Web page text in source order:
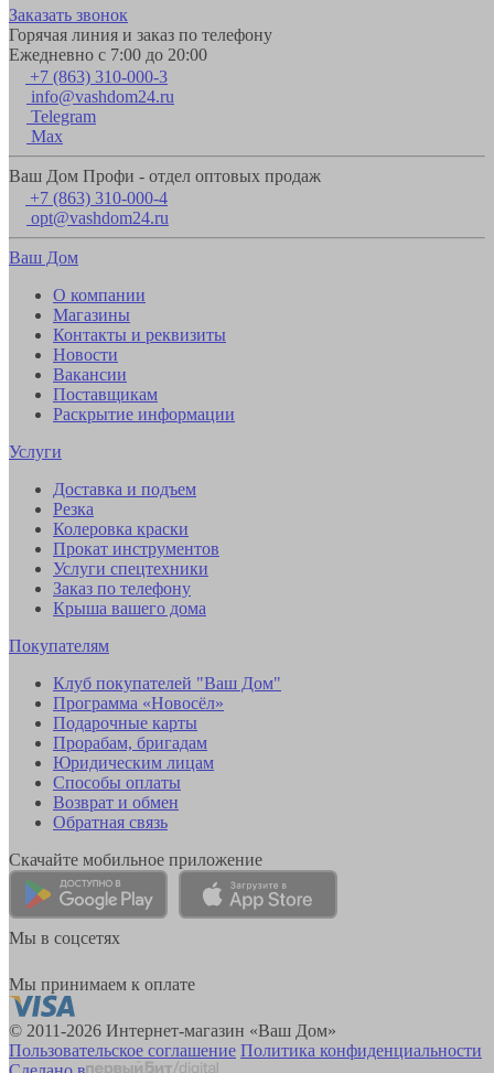
Заказать звонок
Горячая линия и заказ по телефону
Ежедневно с 7:00 до 20:00
+7 (863) 310-000-3
info@vashdom24.ru
Telegram
Max
Ваш Дом Профи - отдел оптовых продаж
+7 (863) 310-000-4
opt@vashdom24.ru
Ваш Дом
О компании
Магазины
Контакты и реквизиты
Новости
Вакансии
Поставщикам
Раскрытие информации
Услуги
Доставка и подъем
Резка
Колеровка краски
Прокат инструментов
Услуги спецтехники
Заказ по телефону
Крыша вашего дома
Покупателям
Клуб покупателей "Ваш Дом"
Программа «Новосёл»
Подарочные карты
Прорабам, бригадам
Юридическим лицам
Способы оплаты
Возврат и обмен
Обратная связь
Скачайте мобильное приложение
Мы в соцсетях
Мы принимаем к оплате
© 2011-2026 Интернет-магазин «Ваш Дом»
Пользовательское соглашение Политика конфиденциальности